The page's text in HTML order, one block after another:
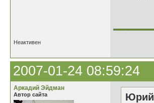
Неактивен
2007-01-24 08:59:24
Аркадий Эйдман
Автор сайта
Юрий